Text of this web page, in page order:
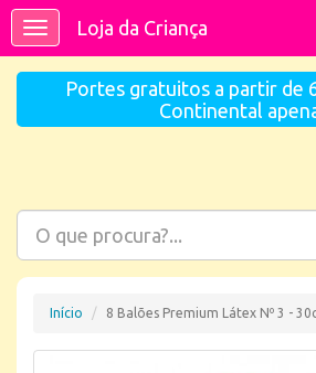
ToggleLoja da Criança
Portes gratuitos a partir de
Continental
Início 8 Balões Premium Látex Nº 3 -